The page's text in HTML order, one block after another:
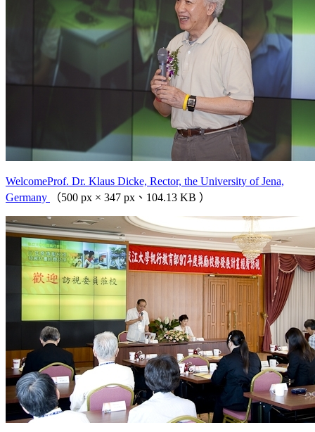
WelcomeProf. Dr. Klaus Dicke, Rector, the University of Jena,
Germany
（500 px × 347 px、104.13 KB ）